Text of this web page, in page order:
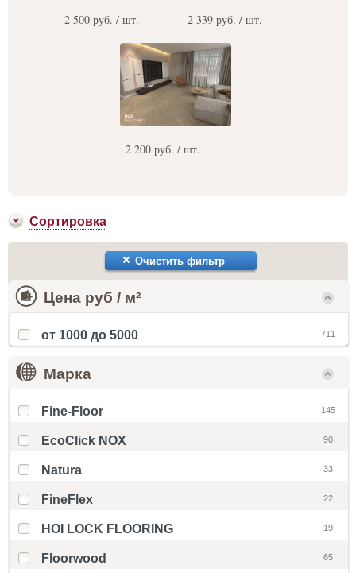
2 500 руб. / шт. 2 339 руб. / шт.
2 200 руб. / шт.
Сортировка
Очистить фильтр
Цена руб / м²
от 1000 до 5000 711
Марка
Fine-Floor 145
EcoClick NOX 90
Natura 33
FineFlex 22
HOI LOCK FLOORING 19
Floorwood 65